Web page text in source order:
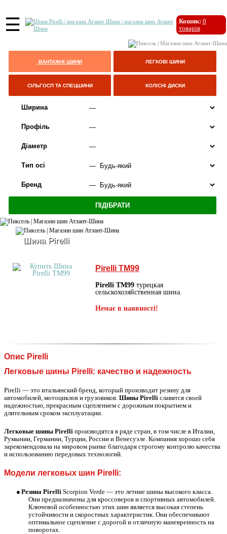
☰ Кошик: 0
товарів
ВАНТАЖНІ ШИНИ ЛЕГКОВІ ШИНИ
СІЛЬГОСП ТА СПЕЦШИНИ КОЛІСНІ ДИСКИ
Ширина
Профіль
Діаметр
Тип осі
Бренд
Шина Pirelli
Pirelli TM99
Pirelli TM99 турецкая
сельскохозяйственная шина.
Немає в наявності!
Опис Pirelli
Легковые шины Pirelli: качество и надежность
Pirelli — это итальянский бренд, который производит резину для
автомобилей, мотоциклов и грузовиков. Шины Pirelli славятся своей
надежностью, прекрасным сцеплением с дорожным покрытием и
длительным сроком эксплуатации.
Легковые шины Pirelli производятся в ряде стран, в том числе в Италии,
Румынии, Германии, Турции, России и Венесуэле. Компания хорошо себя
зарекомендовала на мировом рынке благодаря строгому контролю качества
и использованию передовых технологий.
Модели легковых шин Pirelli:
● Резина Pirelli Scorpion Verde — это летние шины высокого класса.
Они предназначены для кроссоверов и спортивных автомобилей.
Ключевой особенностью этих шин является высокая степень
устойчивости и скоростных характеристик. Они обеспечивают
оптимальное сцепление с дорогой и отличную маневренность на
поворотах.